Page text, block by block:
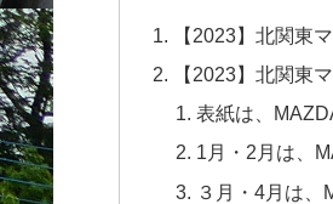
【2023】北関東
【2023】北関東
表紙は、
1月・2月は、
３月・4月は